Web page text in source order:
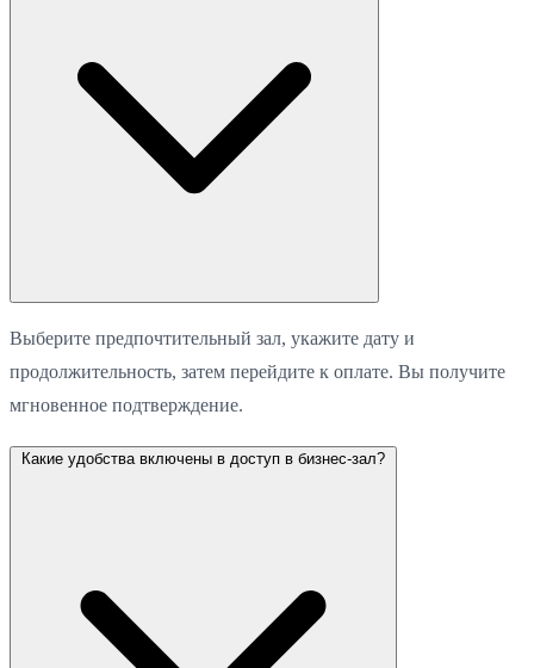
Выберите предпочтительный зал, укажите дату и
продолжительность, затем перейдите к оплате. Вы получите
мгновенное подтверждение.
Какие удобства включены в доступ в бизнес-зал?